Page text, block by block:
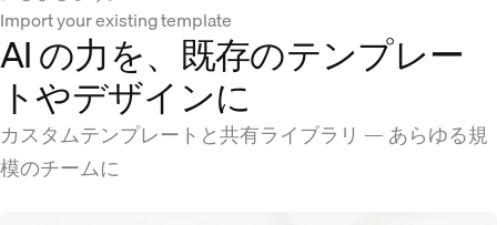
Import your existing template
AI の力を、既存のテンプレー
トやデザインに
カスタムテンプレートと共有ライブラリ — あらゆる規
模のチームに